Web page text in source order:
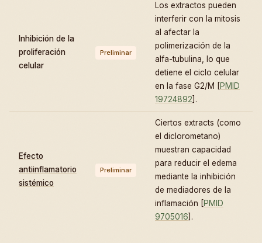
Inhibición de la
proliferación
celular
Preliminar
Los extractos pueden
interferir con la mitosis
al afectar la
polimerización de la
alfa-tubulina, lo que
detiene el ciclo celular
en la fase G2/M [PMID
19724892].
Efecto
antiinflamatorio
sistémico
Preliminar
Ciertos extracts (como
el diclorometano)
muestran capacidad
para reducir el edema
mediante la inhibición
de mediadores de la
inflamación [PMID
9705016].